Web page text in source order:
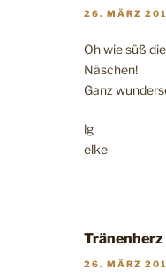
26. MÄRZ
Oh wie süß
Näschen!
Ganz
lg
elke
Tränenherz
26. MÄRZ